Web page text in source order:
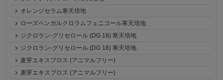
オレンジセラム寒天培地
ローズベンガルクロラムフェニコール寒天培地
ジクロラン-グリセロール (DG 18) 寒天培地
ジクロラン-グリセロール (DG 18) 寒天培地
麦芽エキスブロス (アニマルフリー)
麦芽エキスブロス (アニマルフリー)